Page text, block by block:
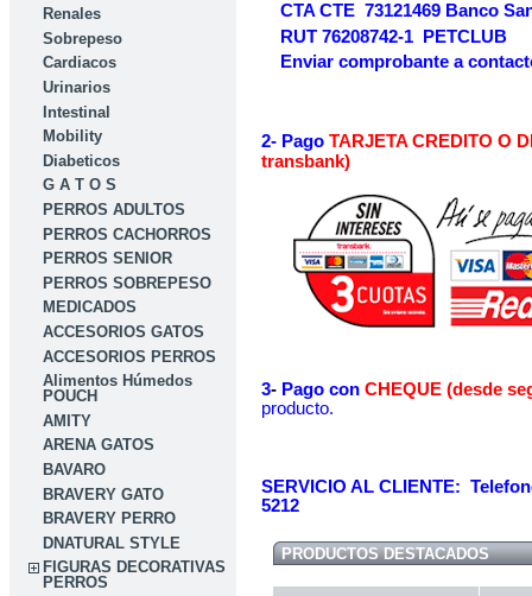
Renales
Sobrepeso
Cardiacos
Urinarios
Intestinal
Mobility
Diabeticos
G A T O S
PERROS ADULTOS
PERROS CACHORROS
PERROS SENIOR
PERROS SOBREPESO
MEDICADOS
ACCESORIOS GATOS
ACCESORIOS PERROS
Alimentos Húmedos
POUCH
AMITY
ARENA GATOS
BAVARO
BRAVERY GATO
BRAVERY PERRO
DNATURAL STYLE
FIGURAS DECORATIVAS
PERROS
CTA CTE 73121469 Banco
RUT 76208742-1 PETCLUB
Enviar comprobante a
2- Pago TARJETA CREDITO O
transbank)
3- Pago con CHEQUE (desde
producto.
SERVICIO AL CLIENTE:
5212
PRODUCTOS DESTACADOS